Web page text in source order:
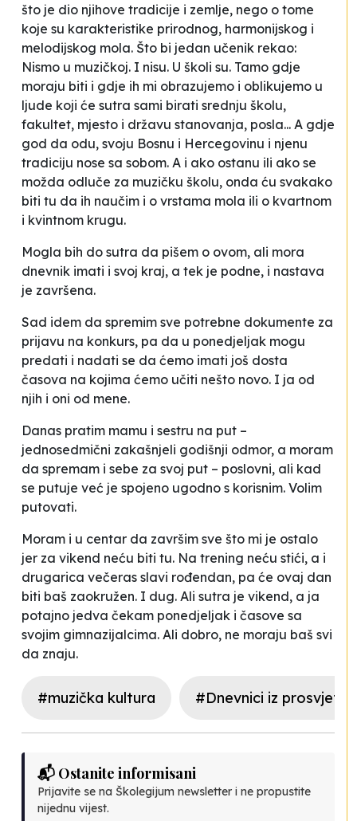
što je dio njihove tradicije i zemlje, nego o tome
koje su karakteristike prirodnog, harmonijskog i
melodijskog mola. Što bi jedan učenik rekao:
Nismo u muzičkoj. I nisu. U školi su. Tamo gdje
moraju biti i gdje ih mi obrazujemo i oblikujemo u
ljude koji će sutra sami birati srednju školu,
fakultet, mjesto i državu stanovanja, posla... A gdje
god da odu, svoju Bosnu i Hercegovinu i njenu
tradiciju nose sa sobom. A i ako ostanu ili ako se
možda odluče za muzičku školu, onda ću svakako
biti tu da ih naučim i o vrstama mola ili o kvartnom
i kvintnom krugu.
Mogla bih do sutra da pišem o ovom, ali mora
dnevnik imati i svoj kraj, a tek je podne, i nastava
je završena.
Sad idem da spremim sve potrebne dokumente za
prijavu na konkurs, pa da u ponedjeljak mogu
predati i nadati se da ćemo imati još dosta
časova na kojima ćemo učiti nešto novo. I ja od
njih i oni od mene.
Danas pratim mamu i sestru na put –
jednosedmični zakašnjeli godišnji odmor, a moram
da spremam i sebe za svoj put – poslovni, ali kad
se putuje već je spojeno ugodno s korisnim. Volim
putovati.
Moram i u centar da završim sve što mi je ostalo
jer za vikend neću biti tu. Na trening neću stići, a i
drugarica večeras slavi rođendan, pa će ovaj dan
biti baš zaokružen. I dug. Ali sutra je vikend, a ja
potajno jedva čekam ponedjeljak i časove sa
svojim gimnazijalcima. Ali dobro, ne moraju baš svi
da znaju.
#muzička kultura #Dnevnici iz prosvjete
📬 Ostanite informisani
Prijavite se na Školegijum newsletter i ne propustite
nijednu vijest.